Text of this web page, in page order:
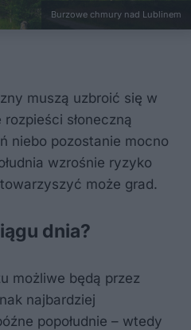
Burzowe chmury nad Lublinem
muszą uzbroić się w
słoneczną
niebo pozostanie mocno
wzrośnie ryzyko
może grad.
dnia?
możliwe będą przez
najbardziej
popołudnie – wtedy